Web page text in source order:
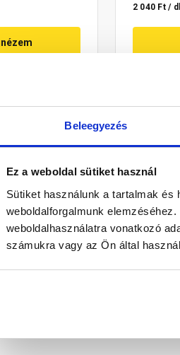
Beleegyezés
Ez a weboldal sütiket használ
Sütiket használunk a tartalmak
weboldalforgalmunk
weboldalhasználatra vonatkozó
számukra vagy az Ön által
2 040 Ft /
kétfajta (bimetál: HSS/HSC),
hatékony fúrást tesz lehetővé,
rozsdamentes acél,
és méretű, Hikoki befogószárral
Lock rendszer eleme.